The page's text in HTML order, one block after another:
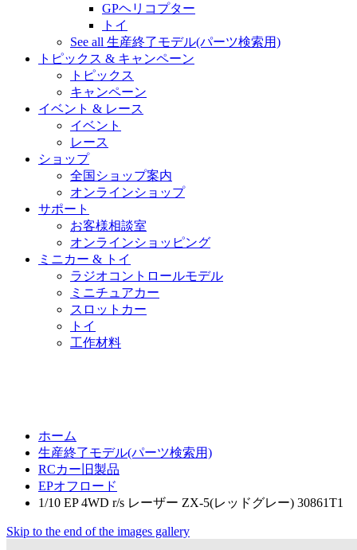
GPヘリコプター
トイ
See all 生産終了モデル(パーツ検索用)
トピックス & キャンペーン
トピックス
キャンペーン
イベント & レース
イベント
レース
ショップ
全国ショップ案内
オンラインショップ
サポート
お客様相談室
オンラインショッピング
ミニカー & トイ
ラジオコントロールモデル
ミニチュアカー
スロットカー
トイ
工作材料
ホーム
生産終了モデル(パーツ検索用)
RCカー旧製品
EPオフロード
1/10 EP 4WD r/s レーザー ZX-5(レッドグレー) 30861T1
Skip to the end of the images gallery